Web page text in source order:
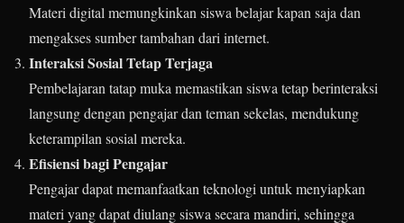
Materi digital memungkinkan siswa belajar kapan saja dan
mengakses sumber tambahan dari internet.
Interaksi Sosial Tetap Terjaga
Pembelajaran tatap muka memastikan siswa tetap berinteraksi
langsung dengan pengajar dan teman sekelas, mendukung
keterampilan sosial mereka.
Efisiensi bagi Pengajar
Pengajar dapat memanfaatkan teknologi untuk menyiapkan
materi yang dapat diulang siswa secara mandiri, sehingga